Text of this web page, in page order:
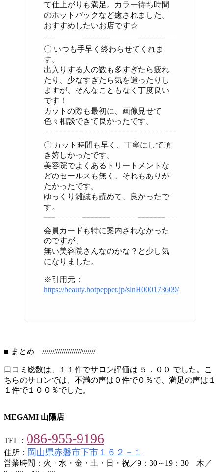
て仕上がりも満足。カラー待ち時間
のホットパックなど癒されました。
おすすめしたいお店です☆
〇 いつも手早く終わらせてくれま
す。
出入りする人の数も多すぎたら疲れ
たり、少なすぎたら気を遣ったりし
ますが、そんなこともなく丁度良い
です！
カットの際も最初に、画像見せて
色々相談できて良かったです。
〇 カット時間も早く、丁寧にして頂
き嬉しかったです。
美容院でよくあるトリートメントな
どのセールスも無く、それもありが
たかったです。
ゆっくり雑誌も読めて、良かったで
す。
会員カードも特に案内されなかった
のですが、
無い美容院さんなのかな？と少し気
になりました。
※引用元：
https://beauty.hotpepper.jp/slnH000173609/
■ まとめ ///////////////////////////
口コミ総数は、１１件でサロン評価は ５．００ でした。こ
ちらのサロンでは、不満の声は０件で０％で、満足の声は１
１件で１００％でした。
MEGAMI 山陽店
TEL： 086-955-9196
住所： 岡山県赤磐市下市１６２－１
営業時間：火・水・金・土・日・祝／9：30～19：30 木／